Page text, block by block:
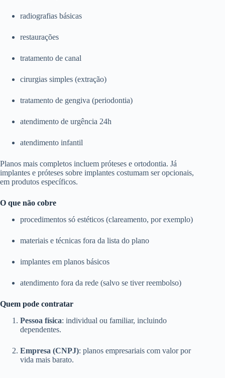
radiografias básicas
restaurações
tratamento de canal
cirurgias simples (extração)
tratamento de gengiva (periodontia)
atendimento de urgência 24h
atendimento infantil
Planos mais completos incluem próteses e ortodontia. Já
implantes e próteses sobre implantes costumam ser opcionais,
em produtos específicos.
O que não cobre
procedimentos só estéticos (clareamento, por exemplo)
materiais e técnicas fora da lista do plano
implantes em planos básicos
atendimento fora da rede (salvo se tiver reembolso)
Quem pode contratar
Pessoa física: individual ou familiar, incluindo
dependentes.
Empresa (CNPJ): planos empresariais com valor por
vida mais barato.